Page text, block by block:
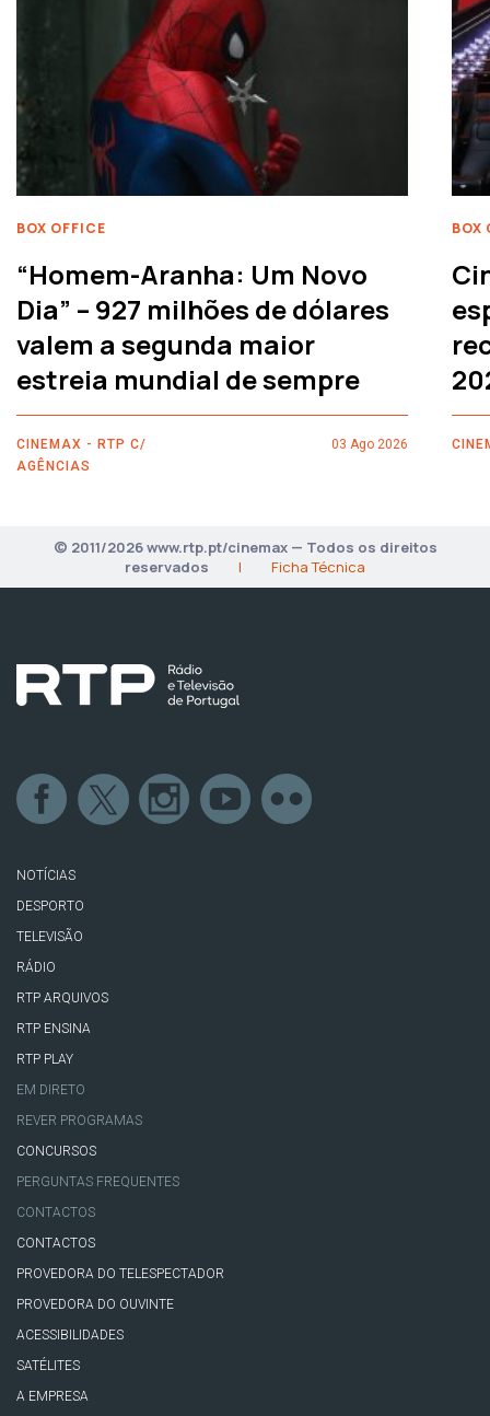
BOX OFFICE
“Homem-Aranha: Um Novo
Dia” – 927 milhões de dólares
valem a segunda maior
estreia mundial de sempre
CINEMAX - RTP C/
AGÊNCIAS
03 Ago 2026
BOX
© 2011/2026 www.rtp.pt/cinemax — Todos os direitos
reservados
| Ficha Técnica
NOTÍCIAS
DESPORTO
TELEVISÃO
RÁDIO
RTP ARQUIVOS
RTP ENSINA
RTP PLAY
EM DIRETO
REVER PROGRAMAS
CONCURSOS
PERGUNTAS FREQUENTES
CONTACTOS
CONTACTOS
PROVEDORA DO TELESPECTADOR
PROVEDORA DO OUVINTE
ACESSIBILIDADES
SATÉLITES
A EMPRESA